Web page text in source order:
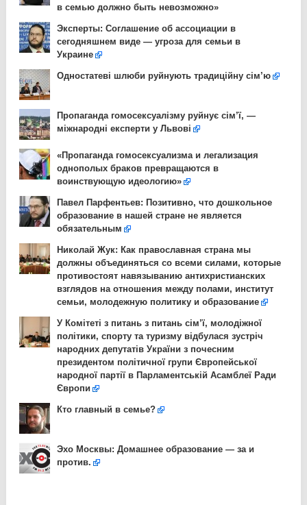
в семью должно быть невозможно»
Эксперты: Соглашение об ассоциации в
сегодняшнем виде — угроза для семьи в
Украине
Одностатеві шлюби руйнують традиційну сім’ю
Пропаганда гомосексуалізму руйнує сім’ї, —
міжнародні експерти у Львові
«Пропаганда гомосексуализма и легализация
однополых браков превращаются в
воинствующую идеологию»
Павел Парфентьев: Позитивно, что дошкольное
образование в нашей стране не является
обязательным
Николай Жук: Как православная страна мы
должны объединяться со всеми силами, которые
противостоят навязыванию антихристианских
взглядов на отношения между полами, институт
семьи, молодежную политику и образование
У Комітеті з питань з питань сім’ї, молодіжної
політики, спорту та туризму відбулася зустріч
народних депутатів України з почесним
президентом політичної групи Європейської
народної партії в Парламентській Асамблеї Ради
Європи
Кто главный в семье?
Эхо Москвы: Домашнее образование — за и
против.